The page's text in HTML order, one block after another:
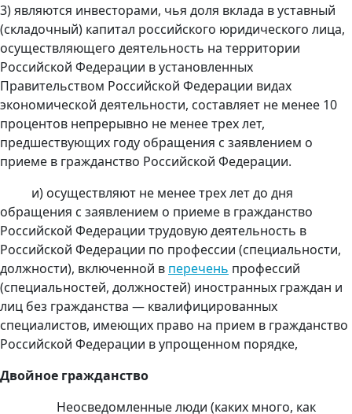
3) являются инвесторами, чья доля вклада в уставный
(складочный) капитал российского юридического лица,
осуществляющего деятельность на территории
Российской Федерации в установленных
Правительством Российской Федерации видах
экономической деятельности, составляет не менее 10
процентов непрерывно не менее трех лет,
предшествующих году обращения с заявлением о
приеме в гражданство Российской Федерации.
и) осуществляют не менее трех лет до дня
обращения с заявлением о приеме в гражданство
Российской Федерации трудовую деятельность в
Российской Федерации по профессии (специальности,
должности), включенной в перечень профессий
(специальностей, должностей) иностранных граждан и
лиц без гражданства — квалифицированных
специалистов, имеющих право на прием в гражданство
Российской Федерации в упрощенном порядке,
Двойное гражданство
Неосведомленные люди (каких много, как